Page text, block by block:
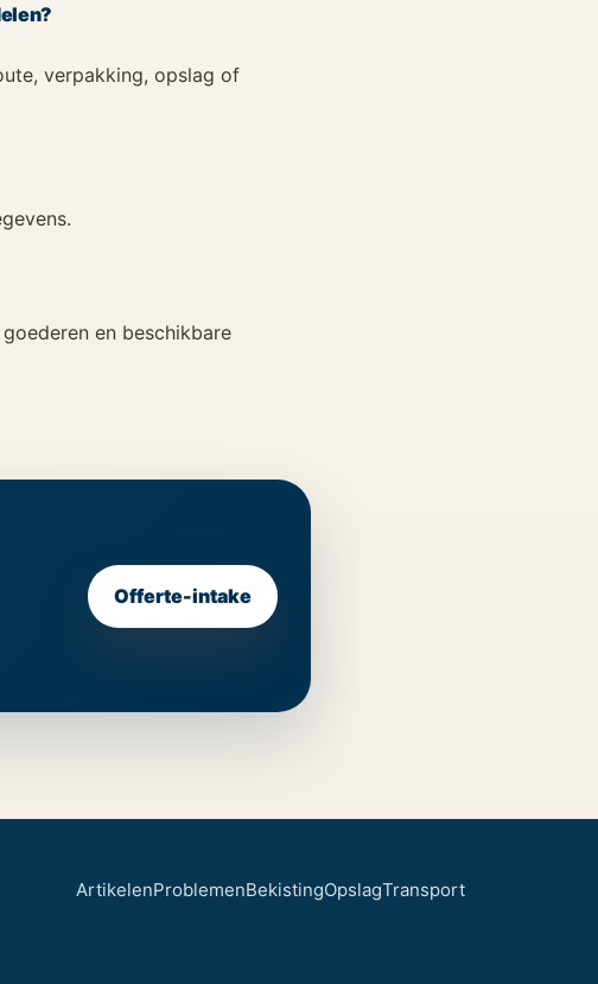
verpakking, opslag of
en beschikbare
Offerte-intake
ArtikelenProblemenBekistingOpslagTransport